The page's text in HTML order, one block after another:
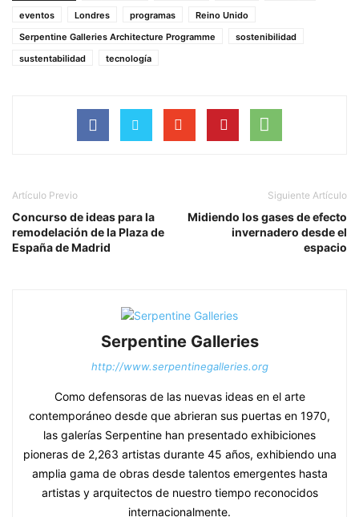
eventos
Londres programas
Reino Unido
Serpentine Galleries Architecture Programme
sostenibilidad
sustentabilidad
tecnología
Artículo Previo
Concurso de ideas para la
remodelación de la Plaza de
España de Madrid
Siguiente Artículo
Midiendo los gases de efecto
invernadero desde el
espacio
Serpentine Galleries
http://www.serpentinegalleries.org
Como defensoras de las nuevas ideas en el arte
contemporáneo desde que abrieran sus puertas en 1970,
las galerías Serpentine han presentado exhibiciones
pioneras de 2,263 artistas durante 45 años, exhibiendo una
amplia gama de obras desde talentos emergentes hasta
artistas y arquitectos de nuestro tiempo reconocidos
internacionalmente.